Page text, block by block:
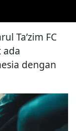
Ta’zim FC
ada
dengan